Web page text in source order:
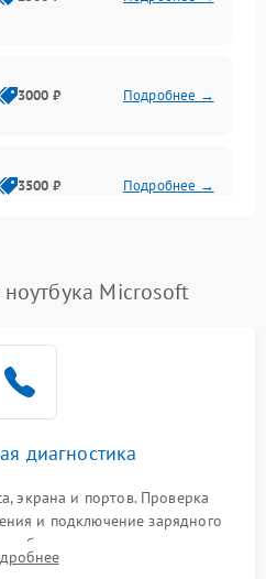
3000 ₽ Подробнее →
3500 ₽ Подробнее →
2500 ₽ Подробнее →
2000 ₽
Microsoft
диагностика
экрана и портов. Проверка
и подключение зарядного
тока с помощью
для локализации проблемы.